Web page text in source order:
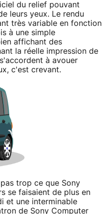
du relief pouvant
leurs yeux. Le rendu
très variable en fonction
à une simple
affichant des
la réelle impression de
à avouer
c'est crevant.
trop ce que Sony
se faisaient de plus en
et une interminable
de Sony Computer